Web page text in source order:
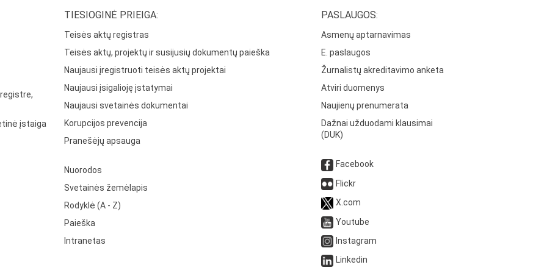
įstaiga
TIESIOGINĖ PRIEIGA:
Teisės aktų registras
Teisės aktų, projektų ir susijusių dokumentų paieška
Naujausi įregistruoti teisės aktų projektai
Naujausi įsigalioję įstatymai
Naujausi svetainės dokumentai
Korupcijos prevencija
Pranešėjų apsauga
Nuorodos
Svetainės žemėlapis
Rodyklė (A - Z)
Paieška
Intranetas
PASLAUGOS:
Asmenų aptarnavimas
E. paslaugos
Žurnalistų akreditavimo anketa
Atviri duomenys
Naujienų prenumerata
Dažnai užduodami klausimai
(DUK)
Facebook
Flickr
X.com
Youtube
Instagram
Linkedin